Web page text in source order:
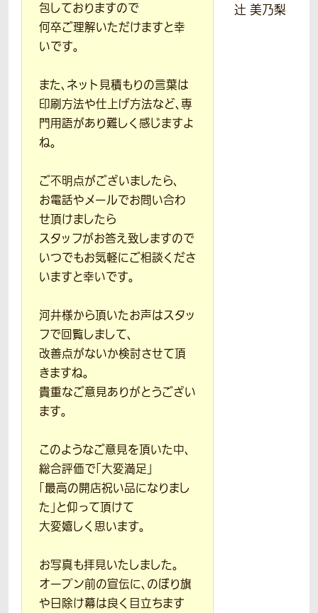
包しておりますので
何卒ご理解いただけますと幸
いです。
また、ネット見積もりの言葉は
印刷方法や仕上げ方法など、専
門用語があり難しく感じますよ
ね。
ご不明点がございましたら、
お電話やメールでお問い合わ
せ頂けましたら
スタッフがお答え致しますので
いつでもお気軽にご相談くださ
いますと幸いです。
河井様から頂いたお声はスタッ
フで回覧しまして、
改善点がないか検討させて頂
きますね。
貴重なご意見ありがとうござい
ます。
このようなご意見を頂いた中、
総合評価で「大変満足」
「最高の開店祝い品になりまし
た」と仰って頂けて
大変嬉しく思います。
お写真も拝見いたしました。
オープン前の宣伝に、のぼり旗
や日除け幕は良く目立ちます
辻 美乃梨